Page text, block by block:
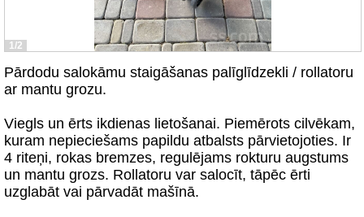
1/2
Pārdodu salokāmu staigāšanas palīglīdzekli / rollatoru
ar mantu grozu.
Viegls un ērts ikdienas lietošanai. Piemērots cilvēkam,
kuram nepieciešams papildu atbalsts pārvietojoties. Ir
4 riteņi, rokas bremzes, regulējams rokturu augstums
un mantu grozs. Rollatoru var salocīt, tāpēc ērti
uzglabāt vai pārvadāt mašīnā.